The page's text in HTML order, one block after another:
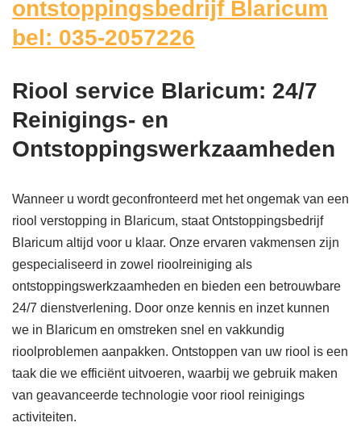
ontstoppingsbedrijf Blaricum
bel: 035-2057226
Riool service Blaricum: 24/7
Reinigings- en
Ontstoppingswerkzaamheden
Wanneer u wordt geconfronteerd met het ongemak van een
riool verstopping in Blaricum, staat Ontstoppingsbedrijf
Blaricum altijd voor u klaar. Onze ervaren vakmensen zijn
gespecialiseerd in zowel rioolreiniging als
ontstoppingswerkzaamheden en bieden een betrouwbare
24/7 dienstverlening. Door onze kennis en inzet kunnen
we in Blaricum en omstreken snel en vakkundig
rioolproblemen aanpakken. Ontstoppen van uw riool is een
taak die we efficiënt uitvoeren, waarbij we gebruik maken
van geavanceerde technologie voor riool reinigings
activiteiten.